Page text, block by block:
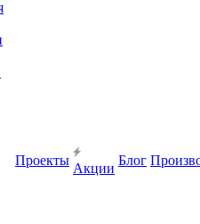
Проекты
Акции
Блог